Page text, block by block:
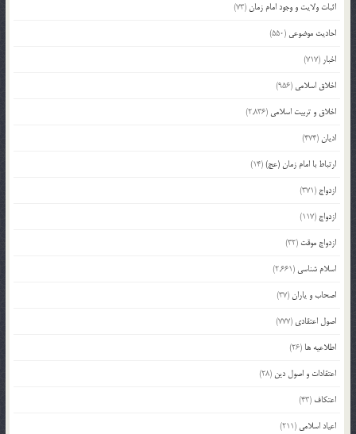
اثبات ولایت و وجود امام زمان(73)
احادیث موضوعی (550)
اخبار (717)
اخلاق اسلامی (956)
اخلاق و تربیت اسلامی (2,836)
ادیان(474)
ارتباط با امام زمان (عج)(14)
ازدواج (371)
ازدواج (117)
ازدواج موقت (32)
اسلام شناسی (2,661)
اصحاب و یاران(37)
اصول اعتقادی (777)
اطلاعیه ها (26)
اعتقادات و اصول دین (28)
اعتکاف (43)
اعیاد اسلامی (211)